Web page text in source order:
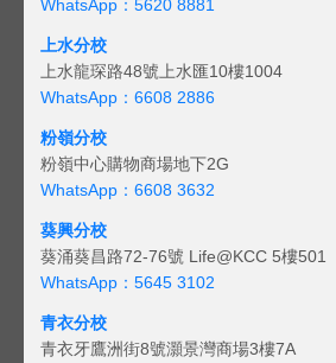
WhatsApp：5620 8881
上水分校
上水龍琛路48號上水匯10樓1004
WhatsApp：6608 2886
粉嶺分校
粉嶺中心購物商場地下2G
WhatsApp：6608 3632
葵興分校
葵涌葵昌路72-76號 Life@KCC 5樓501
WhatsApp：5645 3102
青衣分校
青衣牙鷹洲街8號灝景灣商場3樓7A